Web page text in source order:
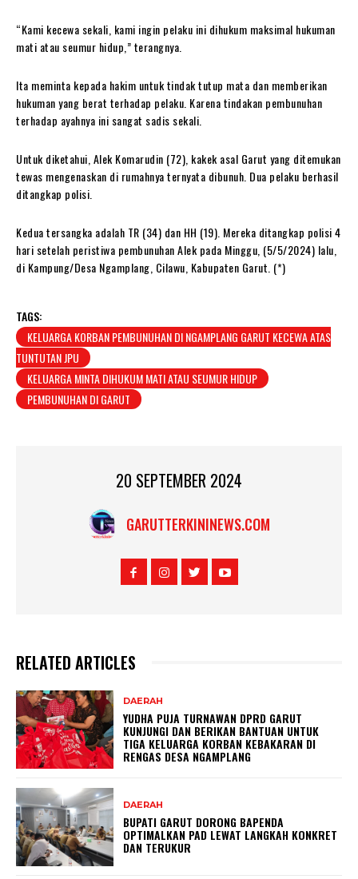
“Kami kecewa sekali, kami ingin pelaku ini dihukum maksimal hukuman
mati atau seumur hidup,” terangnya.
Ita meminta kepada hakim untuk tindak tutup mata dan memberikan
hukuman yang berat terhadap pelaku. Karena tindakan pembunuhan
terhadap ayahnya ini sangat sadis sekali.
Untuk diketahui, Alek Komarudin (72), kakek asal Garut yang ditemukan
tewas mengenaskan di rumahnya ternyata dibunuh. Dua pelaku berhasil
ditangkap polisi.
Kedua tersangka adalah TR (34) dan HH (19). Mereka ditangkap polisi 4
hari setelah peristiwa pembunuhan Alek pada Minggu, (5/5/2024) lalu,
di Kampung/Desa Ngamplang, Cilawu, Kabupaten Garut. (*)
TAGS:
KELUARGA KORBAN PEMBUNUHAN DI NGAMPLANG GARUT KECEWA ATAS
TUNTUTAN JPU
KELUARGA MINTA DIHUKUM MATI ATAU SEUMUR HIDUP
PEMBUNUHAN DI GARUT
20 SEPTEMBER 2024
GARUTTERKININEWS.COM
RELATED ARTICLES
DAERAH
YUDHA PUJA TURNAWAN DPRD GARUT
KUNJUNGI DAN BERIKAN BANTUAN UNTUK
TIGA KELUARGA KORBAN KEBAKARAN DI
RENGAS DESA NGAMPLANG
DAERAH
BUPATI GARUT DORONG BAPENDA
OPTIMALKAN PAD LEWAT LANGKAH KONKRET
DAN TERUKUR